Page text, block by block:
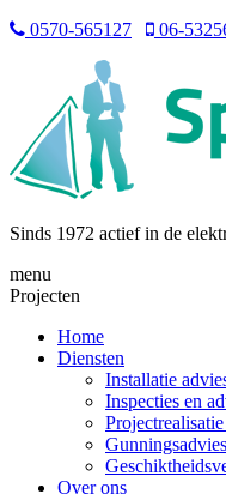
0570-565127 06-
Sinds 1972 actief in de
menu
Projecten
Home
Diensten
Installatie
Inspecties en
Gunningsadvies
Over ons